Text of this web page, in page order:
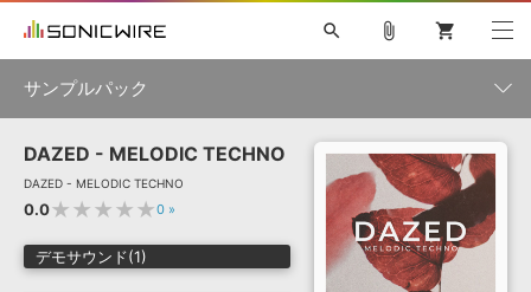
ソフト音源 »
プラグイン・エフェクト »
キャンペーン »
search
初音ミク NT 鏡音リン・レン V4X 巡音ルカ V4X
MEIKO V3
KAITO V3
VOCALOID TOONTRACK
SPITFIRE AUDIO
VIENNA
EZ DRUMMER 3
ライセンスフリーBGM
サンプルパックを試そう
ボーカル抜き出し
DUBSTEP
MUTANT
ROUTER.FM
attach_file shopping_cart
サンプルパック
製品一覧
ジャンル
DAZED - MELODIC TECHNO
DAZED - MELODIC TECHNO
0.0★★★★★0 »
デモサウンド(1)